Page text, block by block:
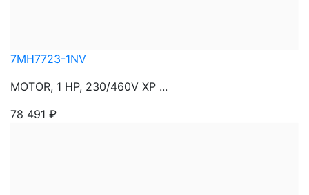
7MH7723-1NV
MOTOR, 1 HP, 230/460V XP ...
78 491 ₽